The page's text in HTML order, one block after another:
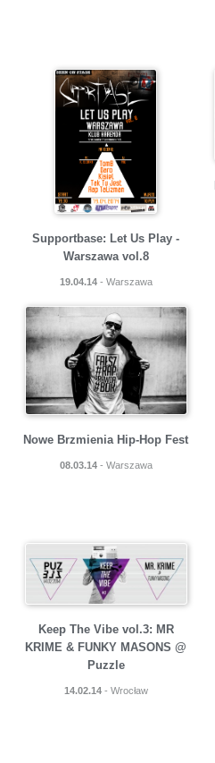
Supportbase: Let Us Play -
Warszawa vol.8
19.04.14- Warszawa
Nowe Brzmienia Hip-Hop Fest
08.03.14- Warszawa
Keep The Vibe vol.3: MR
KRIME & FUNKY MASONS @
Puzzle
14.02.14- Wrocław